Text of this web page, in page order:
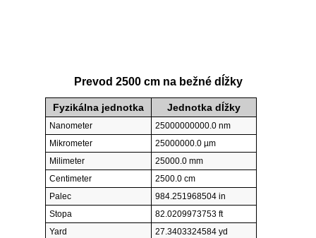
Prevod 2500 cm na bežné dĺžky
Fyzikálna jednotka Jednotka dĺžky
Nanometer
25000000000.0 nm
Mikrometer
25000000.0 µm
Milimeter
25000.0 mm
Centimeter
2500.0 cm
Palec
984.251968504 in
Stopa
82.0209973753 ft
Yard
27.3403324584 yd